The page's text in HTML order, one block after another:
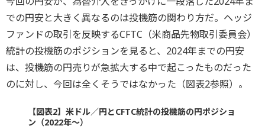
での円安と大きく異なるのは投機筋の関わり方だ。ヘッジ
ファンドの取引を反映するCFTC（米商品先物取引委員会）
統計の投機筋のポジションを見ると、2024年までの円安
は、投機筋の円売りが急拡大する中で起こったものだった
のに対し、今回は全くそうではなかった（図表2参照）。
【図表2】米ドル／円とCFTC統計の投機筋の円ポジショ
ン（2022年～）